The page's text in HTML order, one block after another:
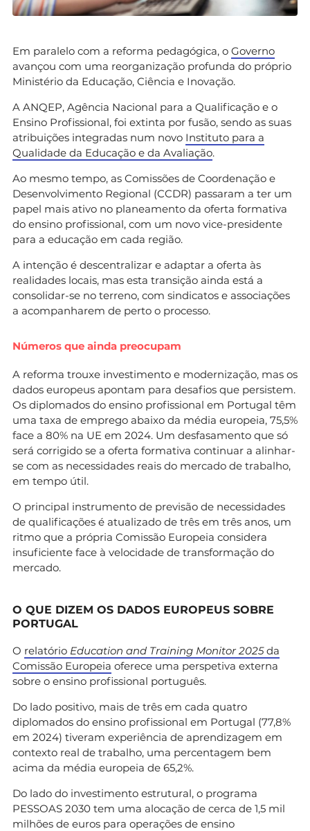
Em paralelo com a reforma pedagógica, o Governo
avançou com uma reorganização profunda do próprio
Ministério da Educação, Ciência e Inovação.
A ANQEP, Agência Nacional para a Qualificação e o
Ensino Profissional, foi extinta por fusão, sendo as suas
atribuições integradas num novo Instituto para a
Qualidade da Educação e da Avaliação.
Ao mesmo tempo, as Comissões de Coordenação e
Desenvolvimento Regional (CCDR) passaram a ter um
papel mais ativo no planeamento da oferta formativa
do ensino profissional, com um novo vice-presidente
para a educação em cada região.
A intenção é descentralizar e adaptar a oferta às
realidades locais, mas esta transição ainda está a
consolidar-se no terreno, com sindicatos e associações
a acompanharem de perto o processo.
Números que ainda preocupam
A reforma trouxe investimento e modernização, mas os
dados europeus apontam para desafios que persistem.
Os diplomados do ensino profissional em Portugal têm
uma taxa de emprego abaixo da média europeia, 75,5%
face a 80% na UE em 2024. Um desfasamento que só
será corrigido se a oferta formativa continuar a alinhar-
se com as necessidades reais do mercado de trabalho,
em tempo útil.
O principal instrumento de previsão de necessidades
de qualificações é atualizado de três em três anos, um
ritmo que a própria Comissão Europeia considera
insuficiente face à velocidade de transformação do
mercado.
O QUE DIZEM OS DADOS EUROPEUS SOBRE
PORTUGAL
O relatório Education and Training Monitor 2025da
Comissão Europeia oferece uma perspetiva externa
sobre o ensino profissional português.
Do lado positivo, mais de três em cada quatro
diplomados do ensino profissional em Portugal (77,8%
em 2024) tiveram experiência de aprendizagem em
contexto real de trabalho, uma percentagem bem
acima da média europeia de 65,2%.
Do lado do investimento estrutural, o programa
PESSOAS 2030 tem uma alocação de cerca de 1,5 mil
milhões de euros para operações de ensino